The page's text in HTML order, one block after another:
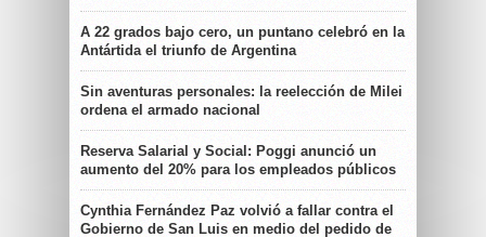
A 22 grados bajo cero, un puntano celebró en la
Antártida el triunfo de Argentina
Sin aventuras personales: la reelección de Milei
ordena el armado nacional
Reserva Salarial y Social: Poggi anunció un
aumento del 20% para los empleados públicos
Cynthia Fernández Paz volvió a fallar contra el
Gobierno de San Luis en medio del pedido de